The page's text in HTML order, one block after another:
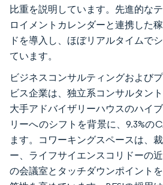
比重を説明しています。先進的な
ロイメントカレンダーと連携した
ドを導入し、ほぼリアルタイムで
ています。
ビジネスコンサルティングおよび
ビス企業は、独立系コンサルタン
大手アドバイザリーハウスのハイ
リーへのシフトを背景に、9.3%の
ます。コワーキングスペースは、
ー、ライフサイエンスコリドーの
の会議室とタッチダウンポイント